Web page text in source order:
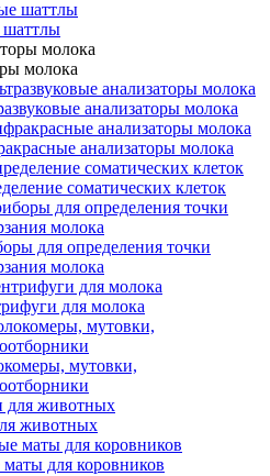
молока
анализаторы молока
анализаторы молока
соматических клеток
для определения точки
молока
для молока
мутовки,
животных
для коровников